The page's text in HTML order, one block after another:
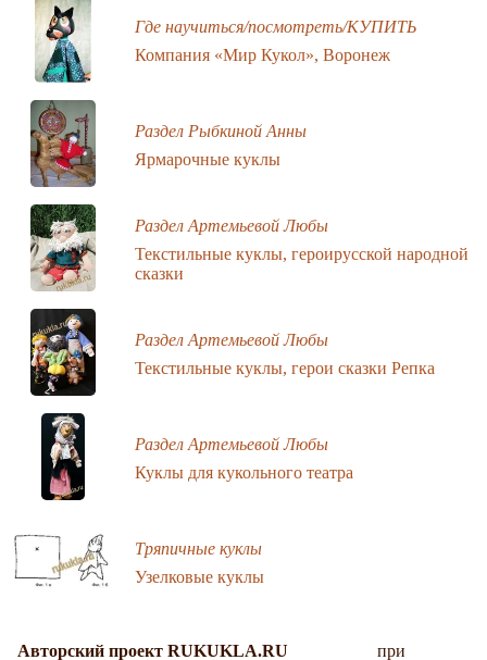
Где научиться/посмотреть/КУПИТЬ
Компания «Мир Кукол», Воронеж
Раздел Рыбкиной Анны
Ярмарочные куклы
Раздел Артемьевой Любы
Текстильные куклы, героирусской народной
сказки
Раздел Артемьевой Любы
Текстильные куклы, герои сказки Репка
Раздел Артемьевой Любы
Куклы для кукольного театра
Тряпичные куклы
Узелковые куклы
Авторский проект RUKUKLA.RU при